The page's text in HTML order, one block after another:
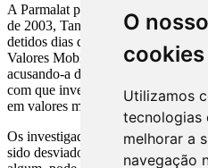
O
cookies
Utilizamos
tecnologias
melhorar a
navegação
A Parmalat pediu concordata no
de 2003, Tanzi foi detido pela
detidos dias depois. E, em 29 de
Valores Mobiliários dos EUA
acusando-a de utilizar
com que investidores dos EUA
em valores mobiliários.
Os investigadores acreditam que
sido desviados da empresa. Eles